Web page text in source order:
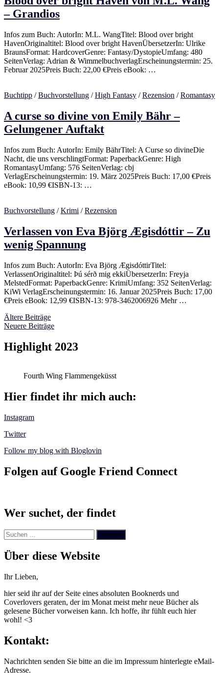
– Grandios
Infos zum Buch: AutorIn: M.L. WangTitel: Blood over bright
HavenOriginaltitel: Blood over bright HavenÜbersetzerIn: Ulrike
BraunsFormat: HardcoverGenre: Fantasy/DystopieUmfang: 480
SeitenVerlag: Adrian & WimmelbuchverlagErscheinungstermin: 25.
Februar 2025Preis Buch: 22,00 €Preis eBook: …
Buchtipp /Buchvorstellung /High Fantasy /Rezension /Romantasy
A curse so divine von Emily Bähr –
Gelungener Auftakt
Infos zum Buch: AutorIn: Emily BährTitel: A Curse so divineDie
Nacht, die uns verschlingtFormat: PaperbackGenre: High
RomantasyUmfang: 576 SeitenVerlag: cbj
VerlagErscheinungstermin: 19. März 2025Preis Buch: 17,00 €Preis
eBook: 10,99 €ISBN-13: …
Buchvorstellung /Krimi /Rezension
Verlassen von Eva Björg Ægisdóttir – Zu
wenig Spannung
Infos zum Buch: AutorIn: Eva Björg ÆgisdóttirTitel:
VerlassenOriginaltitel: Þú sérð mig ekkiÜbersetzerIn: Freyja
MelstedFormat: PaperbackGenre: KrimiUmfang: 352 SeitenVerlag:
KiWi VerlagErscheinungstermin: 16. Januar 2025Preis Buch: 17,00
€Preis eBook: 12,99 €ISBN-13: 978-3462006926 Mehr …
Beitragsnavigation
Ältere Beiträge
Neuere Beiträge
Highlight 2023
Fourth Wing Flammengeküsst
Hier findet ihr mich auch:
Instagram
Twitter
Follow my blog with Bloglovin
Folgen auf Google Friend Connect
Wer suchet, der findet
Suchen
nach:
Über diese Website
Ihr Lieben,
hier seid ihr auf der Seite eines absoluten Booknerds und
Coverlovers geraten, der im Monat meist mehr neue Bücher als
gelesene Bücher vorweisen kann. Ich hoffe, ihr fühlt euch hier
wohl! <3
Kontakt:
Nachrichten senden Sie bitte an die im Impressum hinterlegte eMail-
Adresse.